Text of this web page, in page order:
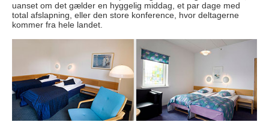
uanset om det gælder en hyggelig middag, et par dage med
total afslapning, eller den store konference, hvor deltagerne
kommer fra hele landet.